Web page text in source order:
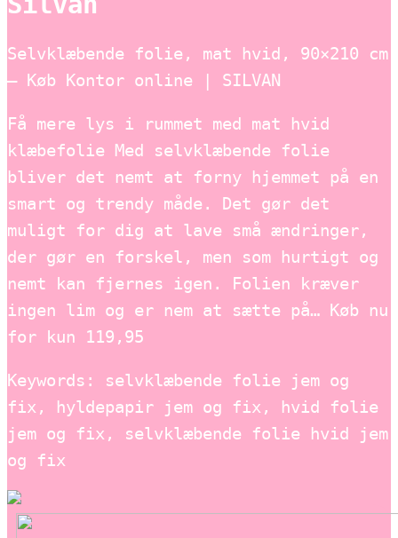
Selvklæbende folie, mat hvid, 90×210 cm
– Køb Kontor online | SILVAN
Få mere lys i rummet med mat hvid
klæbefolie Med selvklæbende folie
bliver det nemt at forny hjemmet på en
smart og trendy måde. Det gør det
muligt for dig at lave små ændringer,
der gør en forskel, men som hurtigt og
nemt kan fjernes igen. Folien kræver
ingen lim og er nem at sætte på… Køb nu
for kun 119,95
Keywords: selvklæbende folie jem og
fix, hyldepapir jem og fix, hvid folie
jem og fix, selvklæbende folie hvid jem
og fix